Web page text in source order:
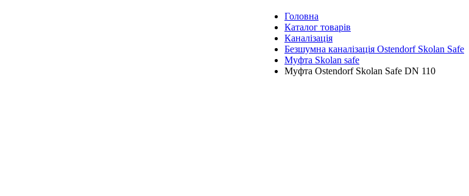
Головна
Каталог товарів
Каналізація
Безшумна каналізація Ostendorf Skolan Safe
Муфта Skolan safe
Муфта Ostendorf Skolan Safe DN 110